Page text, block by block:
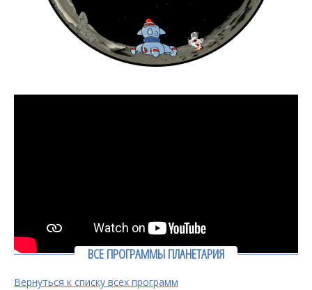
ВСЕ ПРОГРАММЫ ПЛАНЕТАРИЯ
Вернуться к списку всех программ